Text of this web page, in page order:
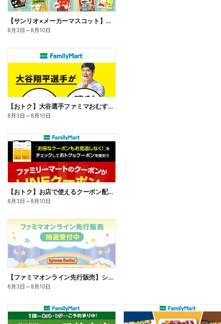
【サンリオ×メーカーマスコット】オリジナルグッズ貰える!
8月3日 ～8月10日
【おトク】大谷選手ファミマおむすび割
8月3日 ～8月10日
【おトク】お店で使えるクーポン配信中
8月3日 ～8月10日
【ファミマオンライン先行販売】シルバニアファミリー
8月3日 ～8月10日